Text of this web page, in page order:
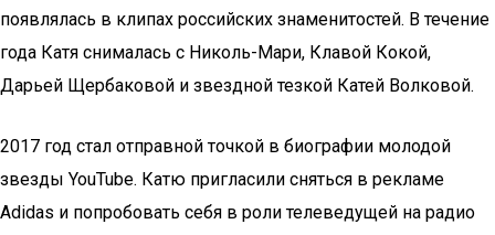
появлялась в клипах российских знаменитостей. В течение
года Катя снималась с Николь-Мари, Клавой Кокой,
Дарьей Щербаковой и звездной тезкой Катей Волковой.
2017 год стал отправной точкой в биографии молодой
звезды YouTube. Катю пригласили сняться в рекламе
Adidas и попробовать себя в роли телеведущей на радио